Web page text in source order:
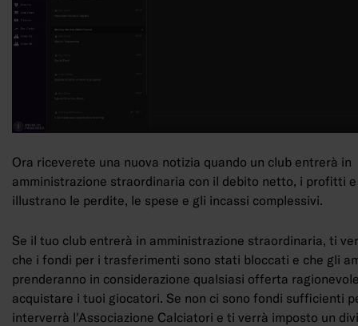
Ora riceverete una nuova notizia quando un club entrerà in
amministrazione straordinaria con il debito netto, i profitti
illustrano le perdite, le spese e gli incassi complessivi.
Se il tuo club entrerà in amministrazione straordinaria, ti
che i fondi per i trasferimenti sono stati bloccati e che gli
prenderanno in considerazione qualsiasi offerta
acquistare i tuoi giocatori. Se non ci sono fondi sufficienti
interverrà l'Associazione Calciatori e ti verrà imposto un